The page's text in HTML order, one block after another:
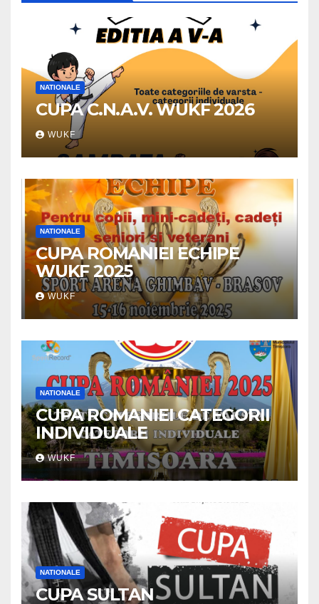
NATIONALE
CUPA C.N.A.V. WUKF 2026
WUKF
NATIONALE
CUPA ROMANIEI ECHIPE
WUKF 2025
WUKF
NATIONALE
CUPA ROMANIEI CATEGORII
INDIVIDUALE
WUKF
NATIONALE
CUPA SULTAN